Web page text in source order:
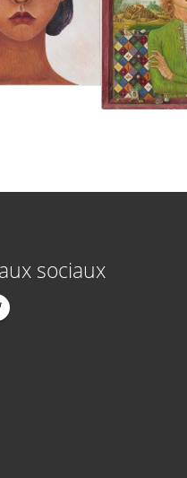
sociaux